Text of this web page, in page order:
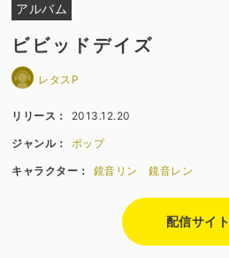
アルバム
ビビッドデイズ
レタスP
リリース： 2013.12.20
ジャンル： ポップ
キャラクター： 鏡音リン 鏡音レン
配信サイト